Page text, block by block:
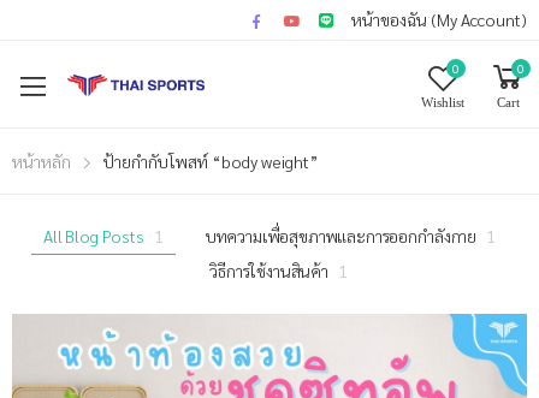
หน้าของฉัน (My Account)
0
Wishlist
0
Cart
หน้าหลัก ป้ายกำกับโพสท์ “body weight”
All Blog Posts 1 บทความเพื่อสุขภาพและการออกกำลังกาย
1
วิธีการใช้งานสินค้า
1